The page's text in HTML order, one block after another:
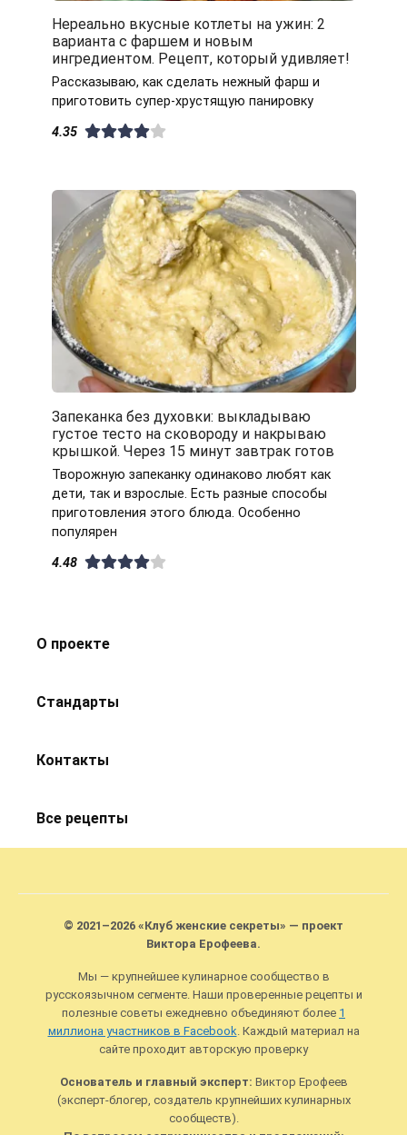
Нереально вкусные котлеты на ужин: 2
варианта с фаршем и новым
ингредиентом. Рецепт, который удивляет!
Рассказываю, как сделать нежный фарш и
приготовить супер-хрустящую панировку
4.35
Запеканка без духовки: выкладываю
густое тесто на сковороду и накрываю
крышкой. Через 15 минут завтрак готов
Творожную запеканку одинаково любят как
дети, так и взрослые. Есть разные способы
приготовления этого блюда. Особенно
популярен
4.48
О проекте
Стандарты
Контакты
Все рецепты
© 2021–2026 «Клуб женские секреты» — проект
Виктора Ерофеева.
Мы — крупнейшее кулинарное сообщество в
русскоязычном сегменте. Наши проверенные рецепты и
полезные советы ежедневно объединяют более 1
миллиона участников в Facebook. Каждый материал на
сайте проходит авторскую проверку
Основатель и главный эксперт: Виктор Ерофеев
(эксперт-блогер, создатель крупнейших кулинарных
сообществ).